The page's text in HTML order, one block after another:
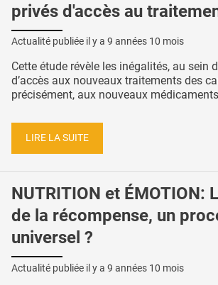
privés d'accès au
Actualité publiée il y a 9 années 10 mois
Cette étude révèle les inégalités, au sein
d’accès aux nouveaux traitements des
précisément, aux nouveaux
LIRE LA SUITE
NUTRITION et ÉMOTION:
de la récompense, un
universel ?
Actualité publiée il y a 9 années 10 mois